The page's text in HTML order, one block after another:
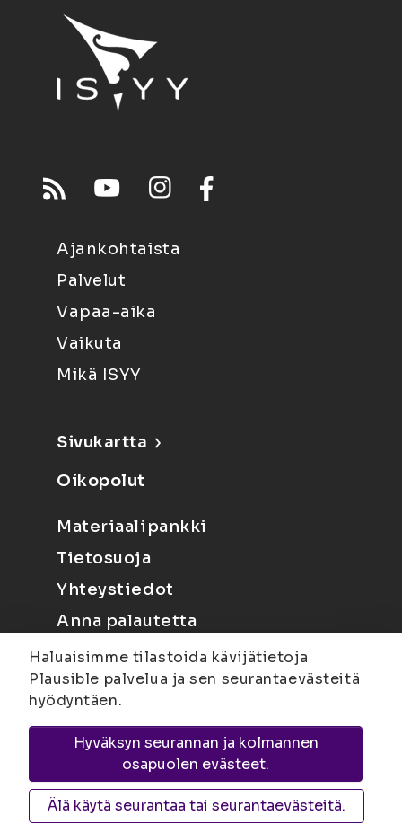
Ajankohtaista
Palvelut
Vapaa-aika
Vaikuta
Mikä ISYY
Sivukartta
Oikopolut
Materiaalipankki
Tietosuoja
Yhteystiedot
Anna palautetta
Joensuu
Suvantokatu 6, 80100 Joensuu |
KuopioYliopistonranta 15, PL 1627, 70211
Kuopio
Haluaisimme tilastoida kävijätietoja
Plausible palvelua ja sen seurantaevästeitä
hyödyntäen.
Hyväksyn seurannan ja kolmannen
osapuolen evästeet.
Älä käytä seurantaa tai seurantaevästeitä.